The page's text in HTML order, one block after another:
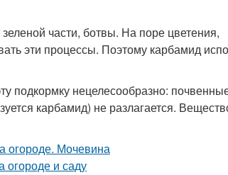
части, ботвы. На поре цветения,
эти процессы. Поэтому карбамид
подкормку нецелесообразно:
карбамид) не разлагается.